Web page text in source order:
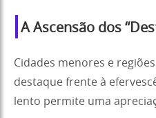
A Ascensão dos
Cidades menores e
destaque frente à
lento permite uma